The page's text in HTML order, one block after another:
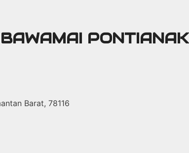
PONTIANAK
Barat, 78116